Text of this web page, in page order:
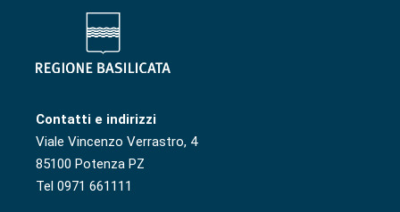
Contatti e indirizzi
Viale Vincenzo Verrastro, 4
85100 Potenza PZ
Tel 0971 661111